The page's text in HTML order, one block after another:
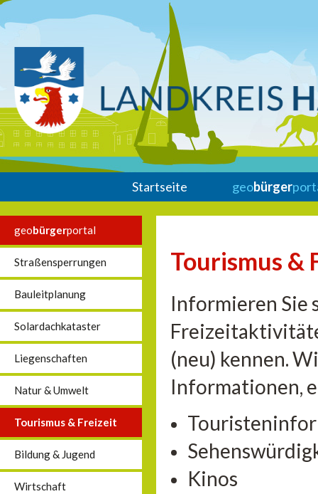
Startseite geobürger
geobürgerportal
Straßensperrungen
Bauleitplanung
Solardachkataster
Liegenschaften
Natur & Umwelt
Tourismus & Freizeit
Bildung & Jugend
Wirtschaft
Tourismus &
Informieren Sie
(neu) kennen.
Informationen,
Kinos